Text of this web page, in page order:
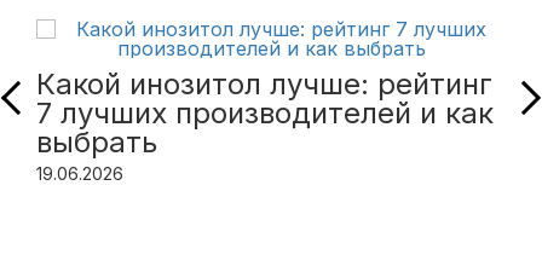
Какой инозитол лучше: рейтинг
7 лучших производителей и как
выбрать
19.06.2026